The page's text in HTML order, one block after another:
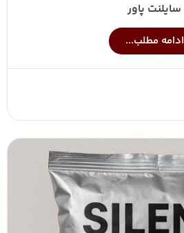
سایلنت پاور
ادامه مطلب...